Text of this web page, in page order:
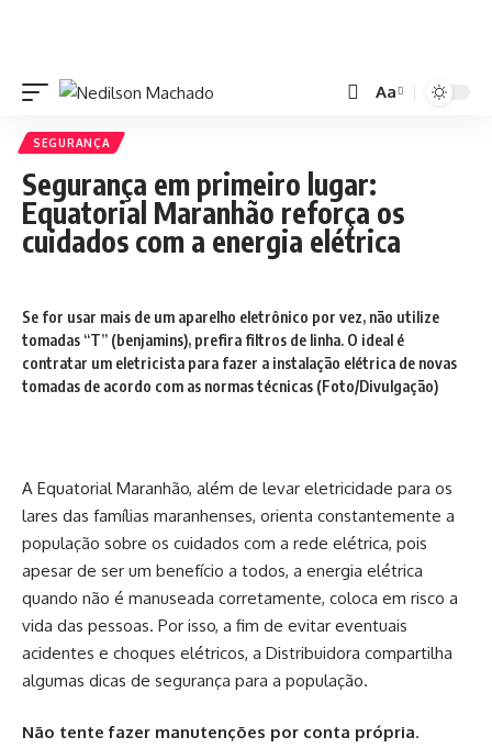
Aa
SEGURANÇA
Segurança em primeiro lugar:
Equatorial Maranhão reforça os
cuidados com a energia elétrica
Se for usar mais de um aparelho eletrônico por vez, não utilize
tomadas “T” (benjamins), prefira filtros de linha. O ideal é
contratar um eletricista para fazer a instalação elétrica de novas
tomadas de acordo com as normas técnicas (Foto/Divulgação)
A Equatorial Maranhão, além de levar eletricidade para os
lares das famílias maranhenses, orienta constantemente a
população sobre os cuidados com a rede elétrica, pois
apesar de ser um benefício a todos, a energia elétrica
quando não é manuseada corretamente, coloca em risco a
vida das pessoas. Por isso, a fim de evitar eventuais
acidentes e choques elétricos, a Distribuidora compartilha
algumas dicas de segurança para a população.
Não tente fazer manutenções por conta própria.